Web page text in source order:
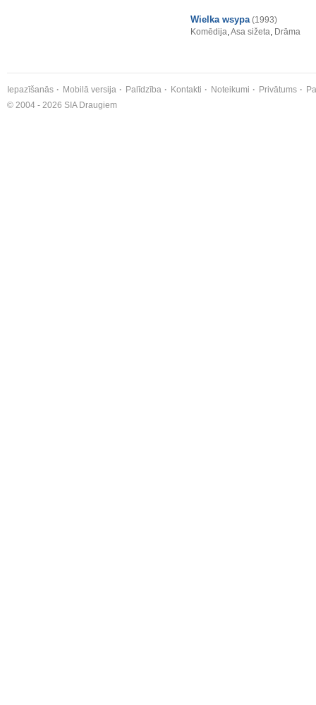
Wielka wsypa (1993)
Komēdija,Asa sižeta, Drāma
Iepazīšanās Mobilā versija Palīdzība Kontakti Noteikumi Privātums
© 2004 - 2026 SIA Draugiem